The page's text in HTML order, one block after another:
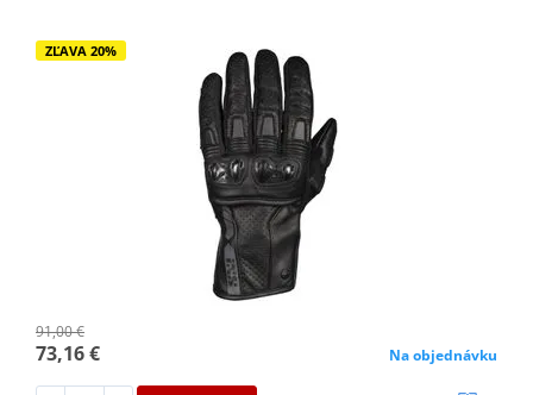
ZĽAVA 20%
91,00 €
73,16 € Na objednávku